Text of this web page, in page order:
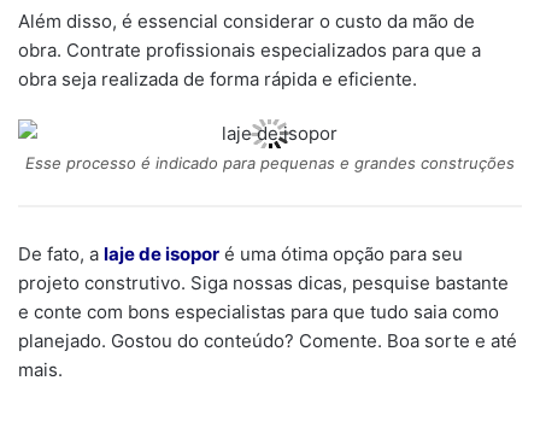
Além disso, é essencial considerar o custo da mão de
obra. Contrate profissionais especializados para que a
obra seja realizada de forma rápida e eficiente.
Esse processo é indicado para pequenas e grandes construções
De fato, a laje de isopor é uma ótima opção para seu
projeto construtivo. Siga nossas dicas, pesquise bastante
e conte com bons especialistas para que tudo saia como
planejado. Gostou do conteúdo? Comente. Boa sorte e até
mais.